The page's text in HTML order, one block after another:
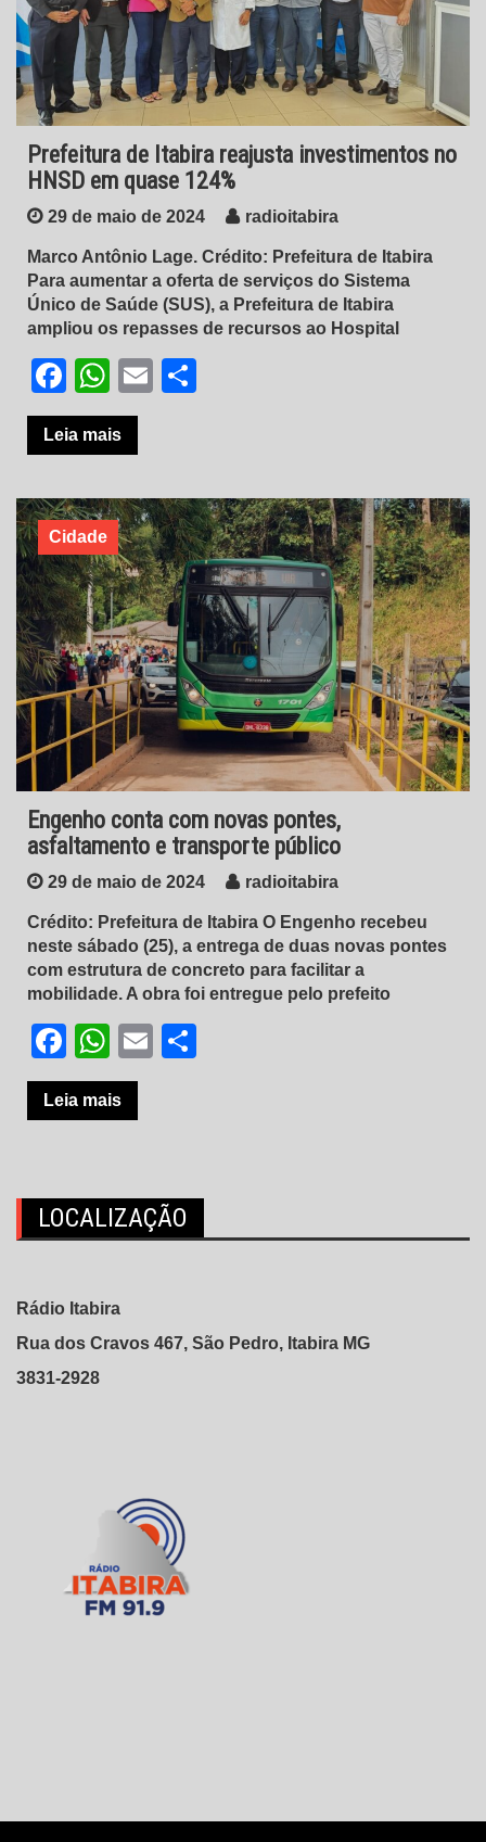
Prefeitura de Itabira reajusta investimentos no
HNSD em quase 124%
29 de maio de 2024 radioitabira
Marco Antônio Lage. Crédito: Prefeitura de Itabira
Para aumentar a oferta de serviços do Sistema
Único de Saúde (SUS), a Prefeitura de Itabira
ampliou os repasses de recursos ao Hospital
Facebook
WhatsApp
Email
Leia mais
Cidade
Engenho conta com novas pontes,
asfaltamento e transporte público
29 de maio de 2024 radioitabira
Crédito: Prefeitura de Itabira O Engenho recebeu
neste sábado (25), a entrega de duas novas pontes
com estrutura de concreto para facilitar a
mobilidade. A obra foi entregue pelo prefeito
Facebook
WhatsApp
Email
Leia mais
LOCALIZAÇÃO
Rádio Itabira
Rua dos Cravos 467, São Pedro, Itabira MG
3831-2928